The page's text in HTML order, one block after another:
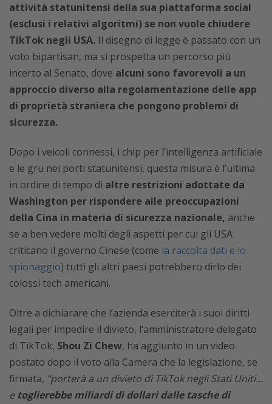
attività statunitensi della sua piattaforma social
(esclusi i relativi algoritmi) se non vuole chiudere
TikTok negli USA. Il disegno di legge è passato con un
voto bipartisan, ma si prospetta un percorso più
incerto al Senato, dove alcuni sono favorevoli a un
approccio diverso alla regolamentazione delle app
di proprietà straniera che pongono problemi di
sicurezza.
Dopo i veicoli connessi, i chip per l’intelligenza artificiale
e le gru nei porti statunitensi, questa misura è l’ultima
in ordine di tempo di altre restrizioni adottate da
Washington per rispondere alle preoccupazioni
della Cina in materia di sicurezza nazionale, anche
se a ben vedere molti degli aspetti per cui gli USA
criticano il governo Cinese (come la raccolta dati e lo
spionaggio) tutti gli altri paesi potrebbero dirlo dei
colossi tech americani.
Oltre a dichiarare che l’azienda eserciterà i suoi diritti
legali per impedire il divieto, l’amministratore delegato
di TikTok, Shou Zi Chew, ha aggiunto in un video
postato dopo il voto alla Camera che la legislazione, se
firmata, “porterà a un divieto di TikTok negli Stati Uniti…
e toglierebbe miliardi di dollari dalle tasche di